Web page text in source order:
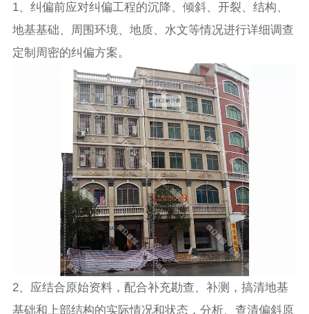
1、纠偏前应对纠偏工程的沉降、倾斜、开裂、结构、
地基基础、周围环境、地质、水文等情况进行详细调查
定制周密的纠偏方案。
2、应结合原始资料，配合补充勘查、补测，搞清地基
基础和上部结构的实际情况和状态，分析、查清偏斜原